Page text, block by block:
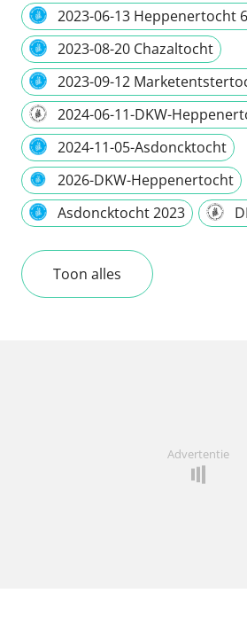
2023-06-13 Heppenertocht
2023-08-20 Chazaltocht
2023-09-12
2024-06-11-DKW-
2024-11-05-Asdoncktocht
2026-DKW-Heppenertocht
Asdoncktocht 2023
Toon alles
Advertentie